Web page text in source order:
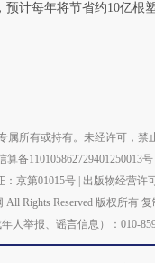
计每年将节省约10亿根
所有或持有。未经许可，禁
算备110105862729401250013号
：京第01015号 出版物经营许
All Rights Reserved 版权所有
举报、谣言信息）：010-